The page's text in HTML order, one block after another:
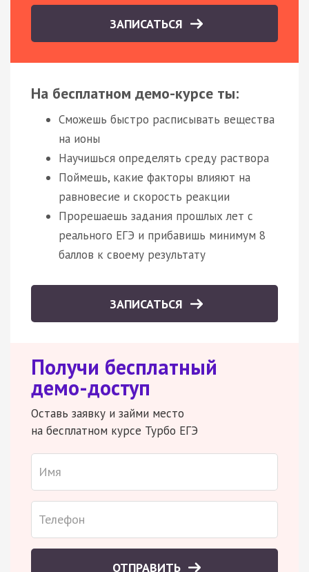
ЗАПИСАТЬСЯ
На бесплатном демо-курсе ты:
Сможешь быстро расписывать вещества
на ионы
Научишься определять среду раствора
Поймешь, какие факторы влияют на
равновесие и скорость реакции
Прорешаешь задания прошлых лет с
реального ЕГЭ и прибавишь минимум 8
баллов к своему результату
ЗАПИСАТЬСЯ
Получи бесплатный
демо-доступ
Оставь заявку и займи место
на бесплатном курсе Турбо ЕГЭ
ОТПРАВИТЬ